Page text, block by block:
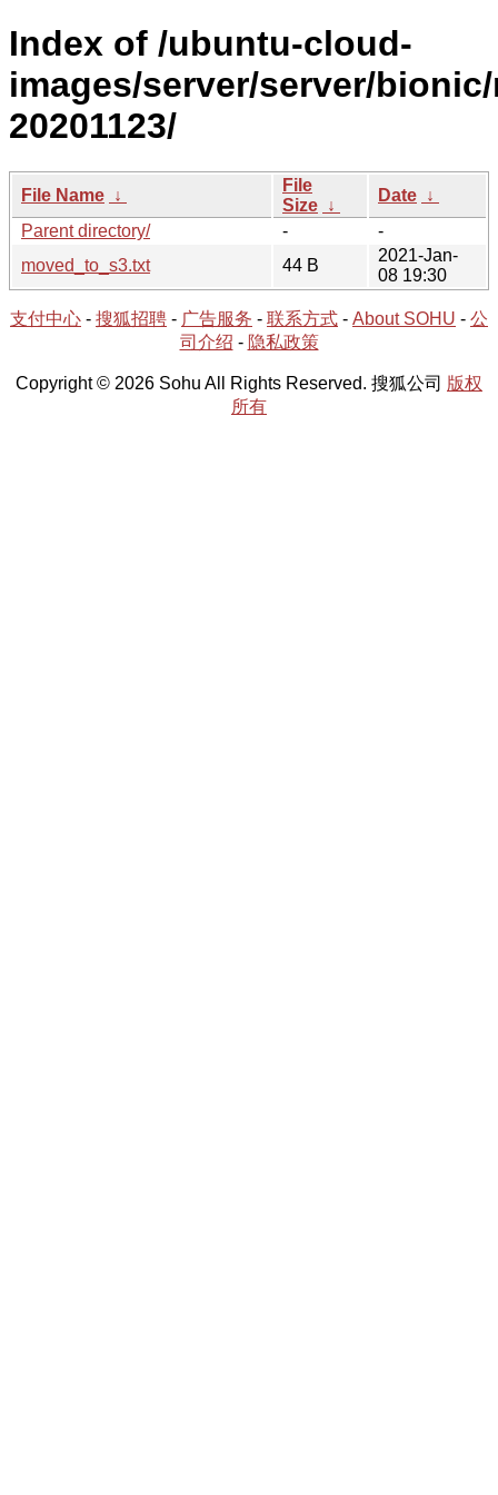
Index of /ubuntu-cloud-
images/server/server/
20201123/
File Name ↓
File
Size ↓
Date ↓
Parent directory/
-
-
moved_to_s3.txt
44 B
2021-Jan-
08 19:30
支付中心 - 搜狐招聘 - 广告服务 - 联系方式 - About SOHU - 公
司介绍 - 隐私政策
Copyright © 2026 Sohu All Rights Reserved. 搜狐公司 版权
所有